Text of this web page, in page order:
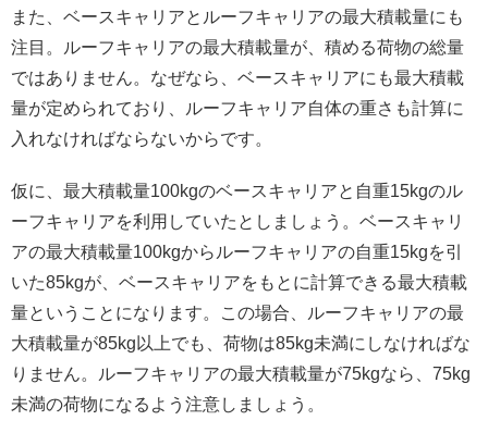
また、ベースキャリアとルーフキャリアの最大積載量にも
注目。ルーフキャリアの最大積載量が、積める荷物の総量
ではありません。なぜなら、ベースキャリアにも最大積載
量が定められており、ルーフキャリア自体の重さも計算に
入れなければならないからです。
仮に、最大積載量100kgのベースキャリアと自重15kgのル
ーフキャリアを利用していたとしましょう。ベースキャリ
アの最大積載量100kgからルーフキャリアの自重15kgを引
いた85kgが、ベースキャリアをもとに計算できる最大積載
量ということになります。この場合、ルーフキャリアの最
大積載量が85kg以上でも、荷物は85kg未満にしなければな
りません。ルーフキャリアの最大積載量が75kgなら、75kg
未満の荷物になるよう注意しましょう。